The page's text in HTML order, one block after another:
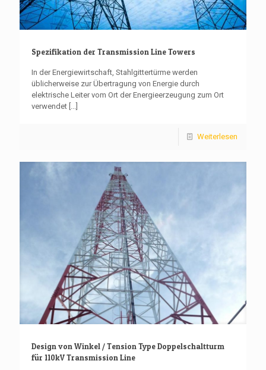
Spezifikation der Transmission Line Towers
In der Energiewirtschaft, Stahlgittertürme werden
üblicherweise zur Übertragung von Energie durch
elektrische Leiter vom Ort der Energieerzeugung zum Ort
verwendet
Weiterlesen
Design von Winkel / Tension Type Doppelschaltturm
für 110kV Transmission Line